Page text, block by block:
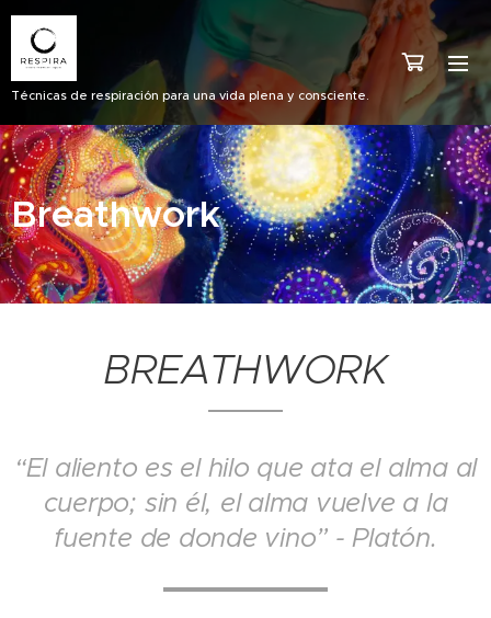
Técnicas de respiración para una vida plena y consciente.
Breathwork
BREATHWORK
“El aliento es el hilo que ata el alma al
cuerpo; sin él, el alma vuelve a la
fuente de donde vino” - Platón.